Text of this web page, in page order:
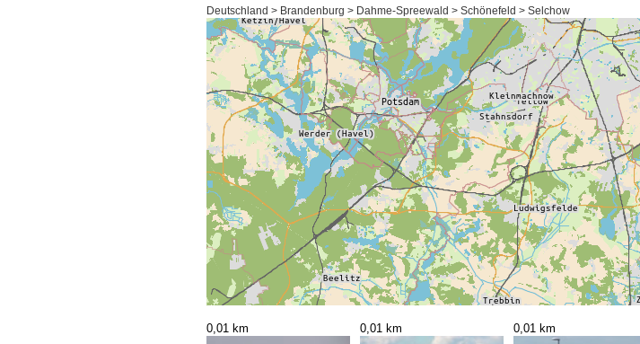
Deutschland > Brandenburg > Dahme-Spreewald > Schönefeld > Selchow
0,01 km 0,01 km 0,01 km